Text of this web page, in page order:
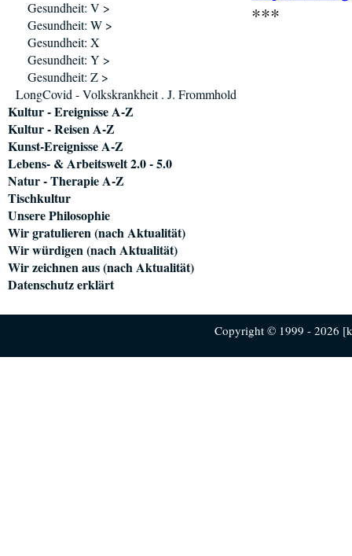
***
Gesundheit: V >
Gesundheit: W >
Gesundheit: X
Gesundheit: Y >
Gesundheit: Z >
LongCovid - Volkskrankheit . J. Frommhold
Kultur - Ereignisse A-Z
Kultur - Reisen A-Z
Kunst-Ereignisse A-Z
Lebens- & Arbeitswelt 2.0 - 5.0
Natur - Therapie A-Z
Tischkultur
Unsere Philosophie
Wir gratulieren (nach Aktualität)
Wir würdigen (nach Aktualität)
Wir zeichnen aus (nach Aktualität)
Datenschutz erklärt
Copyright © 1999 - 2026